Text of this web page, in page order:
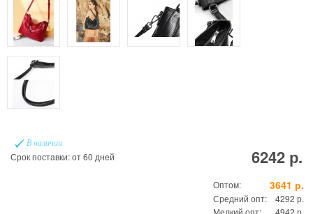
В наличии
Срок поставки: от 60 дней 6242 р.
Оптом: 3641 р.
Средний опт:
4292 р.
Мелкий опт:
4942 р.